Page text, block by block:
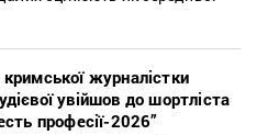
журналістки
увійшов до шортліста
професії-2026”